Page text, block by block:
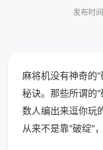
发布时
麻将机没有神奇的
秘诀。那些所谓的
数人编出来逗你玩
从来不是靠"破绽"